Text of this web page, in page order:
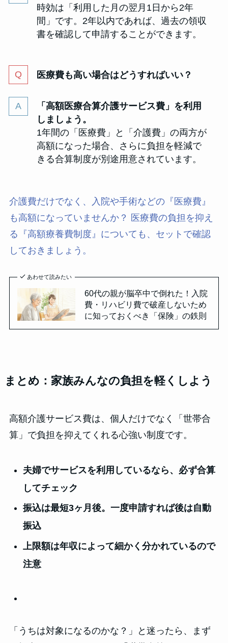
時効は「利用した月の翌月1日から2年
間」です。2年以内であれば、過去の領収
書を確認して申請することができます。
医療費も高い場合はどうすればいい？
「高額医療合算介護サービス費」を利用
しましょう。
1年間の「医療費」と「介護費」の両方が
高額になった場合、さらに負担を軽減で
きる合算制度が別途用意されています。
介護費だけでなく、入院や手術などの『医療費』
も高額になっていませんか？ 医療費の負担を抑え
る『高額療養費制度』についても、セットで確認
しておきましょう。
あわせて読みたい
60代の親が脳卒中で倒れた！入院
費・リハビリ費で破産しないため
に知っておくべき「保険」の鉄則
まとめ：家族みんなの負担を軽くしよう
高額介護サービス費は、個人だけでなく「世帯合
算」で負担を抑えてくれる心強い制度です。
夫婦でサービスを利用しているなら、必ず合算
してチェック
振込は最短3ヶ月後。一度申請すれば後は自動
振込
上限額は年収によって細かく分かれているので
注意
「うちは対象になるのかな？」と迷ったら、まず